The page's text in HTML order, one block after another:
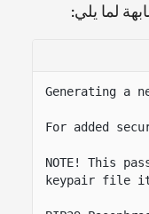
لما يلي:
Generating a
For added
NOTE! This
keypair file